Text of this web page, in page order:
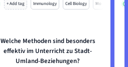
+ Add tag Immunology Cell Biology Mo
Welche Methoden sind besonders
effektiv im Unterricht zu Stadt-
Umland-Beziehungen?